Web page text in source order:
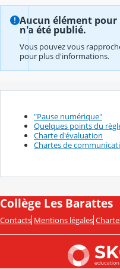
Aucun élément
n'a été publié.
Vous pouvez vous
pour plus d'informations.
"Pause numérique"
Quelques points du
Charte d'évaluation
Chartes de
Collège Les Barattes
Contacts Mentions légales